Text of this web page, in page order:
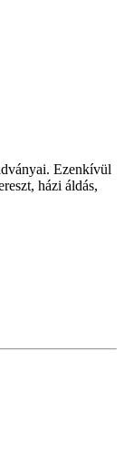
Ezenkívül
házi áldás,